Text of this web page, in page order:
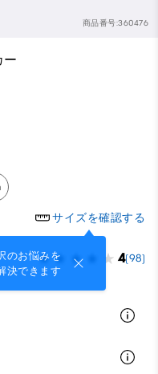
商品番号:360476
ー
サイズを確認する
のお悩みを
決できます
4(98)